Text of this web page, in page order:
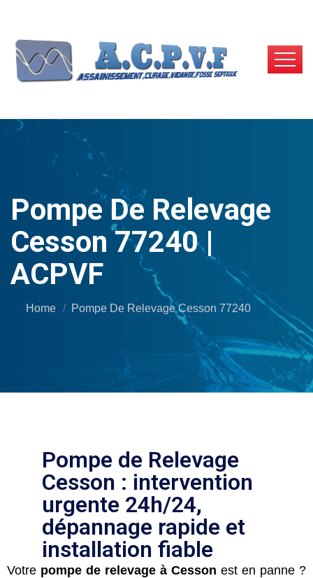
Pompe De Relevage
Cesson 77240 |
ACPVF
Home Pompe De Relevage Cesson 77240
Pompe de Relevage
Cesson : intervention
urgente 24h/24,
dépannage rapide et
installation fiable
Votre pompe de relevage à Cesson est en panne ?